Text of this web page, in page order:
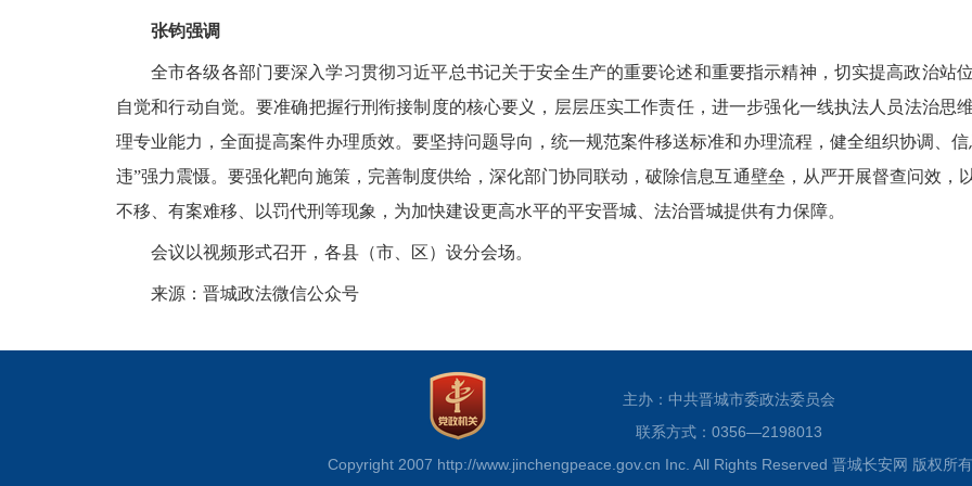
张钧强调
全市各级各部门要深入学习贯彻习近平总书记关于安全生产的重要论述和重要指示精神，切实提高政治站
自觉和行动自觉。要准确把握行刑衔接制度的核心要义，层层压实工作责任，进一步强化一线执法人员法治思
理专业能力，全面提高案件办理质效。要坚持问题导向，统一规范案件移送标准和办理流程，健全组织协调、
违”强力震慑。要强化靶向施策，完善制度供给，深化部门协同联动，破除信息互通壁垒，从严开展督查问效，
不移、有案难移、以罚代刑等现象，为加快建设更高水平的平安晋城、法治晋城提供有力保障。
会议以视频形式召开，各县（市、区）设分会场。
来源：晋城政法微信公众号
主办：中共晋城市委政法委员会
联系方式：0356—2198013
Copyright 2007 http://www.jinchengpeace.gov.cn Inc. All Rights Reserved 晋城长安网 版权所